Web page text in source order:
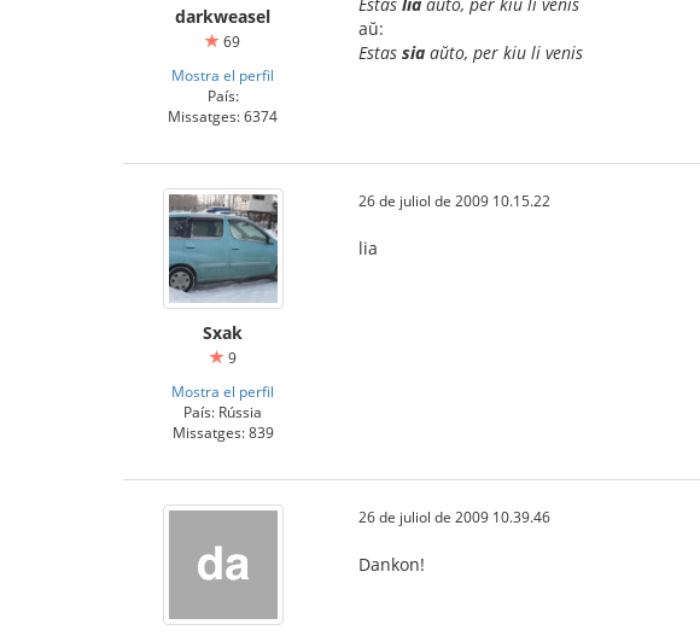
darkweasel
69
Mostra el perfil
País:
Missatges: 6374
aŭ:
Estas sia aŭto, per kiu li venis
Sxak
9
Mostra el perfil
País: Rússia
Missatges: 839
26 de juliol de 2009 10.15.22
lia
26 de juliol de 2009 10.39.46
Dankon!